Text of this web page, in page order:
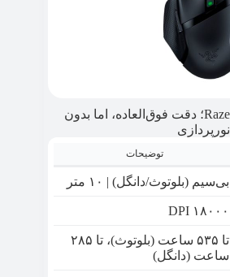
موس Razer Basilisk V3 X؛ دقت فوق‌العاده، اما بدون
نورپردازی
توضیحات
بی‌سیم (بلوتوث/دانگل) | ۱۰ متر
۱۸۰۰۰ DPI
تا ۵۳۵ ساعت (بلوتوث)، تا ۲۸۵
ساعت (دانگل)